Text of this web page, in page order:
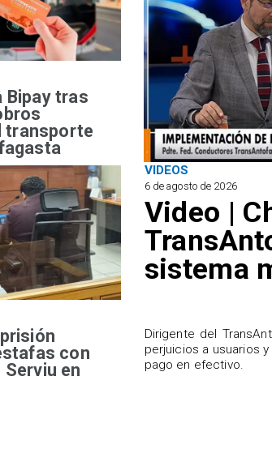
Bipay tras
transporte
VIDEOS
6 de agosto de 2026
Video |
sistema
​Dirigente del
perjuicios a usuarios
pago en efectivo.
con
en